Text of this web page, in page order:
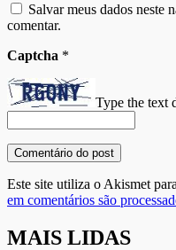
Salvar meus dados neste
comentar.
Captcha *
Type the text
Este site utiliza o Akismet
em comentários são
MAIS LIDAS